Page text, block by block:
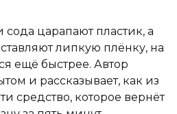
царапают пластик, а
липкую плёнку, на
ещё быстрее. Автор
и рассказывает, как из
средство, которое вернёт